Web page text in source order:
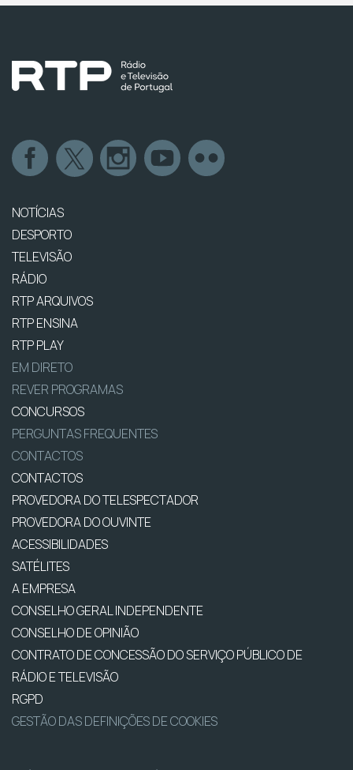
NOTÍCIAS
DESPORTO
TELEVISÃO
RÁDIO
RTP ARQUIVOS
RTP ENSINA
RTP PLAY
EM DIRETO
REVER PROGRAMAS
CONCURSOS
PERGUNTAS FREQUENTES
CONTACTOS
CONTACTOS
PROVEDORA DO TELESPECTADOR
PROVEDORA DO OUVINTE
ACESSIBILIDADES
SATÉLITES
A EMPRESA
CONSELHO GERAL INDEPENDENTE
CONSELHO DE OPINIÃO
CONTRATO DE CONCESSÃO DO SERVIÇO PÚBLICO DE
RÁDIO E TELEVISÃO
RGPD
GESTÃO DAS DEFINIÇÕES DE COOKIES